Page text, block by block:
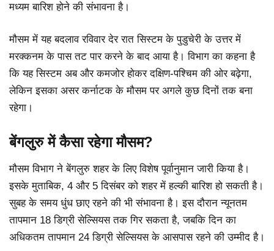
मध्यम बारिश होने की संभावना है।
मौसम में यह बदलाव रविवार देर रात सिस्टम के पुडुचेरी के उत्तर में
मरक्कनम के पास तट पार करने के बाद आया है। विभाग का कहना है
कि यह सिस्टम अब और कमजोर होकर दक्षिण-पश्चिम की ओर बढ़ेगा,
लेकिन इसका असर कर्नाटक के मौसम पर अगले कुछ दिनों तक बना
रहेगा।
बेंगलुरु में कैसा रहेगा मौसम?
मौसम विभाग ने बेंगलुरु शहर के लिए विशेष पूर्वानुमान जारी किया है।
इसके मुताबिक, 4 और 5 दिसंबर को शहर में हल्की बारिश हो सकती है।
सुबह के समय धुंध छाए रहने की भी संभावना है। इस दौरान न्यूनतम
तापमान 18 डिग्री सेल्सियस तक गिर सकता है, जबकि दिन का
अधिकतम तापमान 24 डिग्री सेल्सियस के आसपास रहने की उम्मीद है।